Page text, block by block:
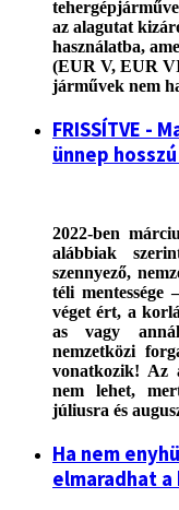
az alagutat
használatba,
(EUR V, EUR
járművek nem
FRISSÍTVE -
ünnep
2022-ben
alábbiak
szennyező,
téli
véget ért, a
as vagy annál
nemzetközi
vonatkozik! Az
nem lehet,
júliusra és
Ha nem
elmaradhat